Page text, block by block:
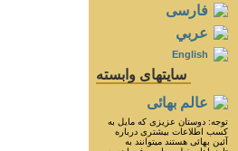
فارسی
عربي
English
سايتهای وابسته
عالم بهائی
توجه: دوستان عزيزى كه مايل به
كسب اطلاعات بيشترى درباره
آئين بهائى هستند ميتوانند به